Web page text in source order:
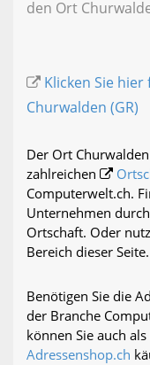
den Ort
Klicken Sie
Churwalden (GR)
Der Ort
zahlreichen
Computerwelt.ch.
Unternehmen
Ortschaft. Oder
Bereich dieser Seite.
Benötigen Sie die
der Branche
können Sie auch
Adressenshop.ch